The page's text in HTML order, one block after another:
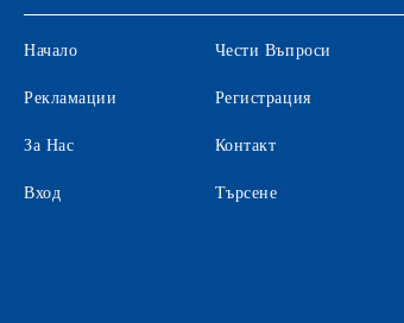
Начало
Рекламации
За Нас
Вход
Чести Въпроси
Регистрация
Контакт
Търсене